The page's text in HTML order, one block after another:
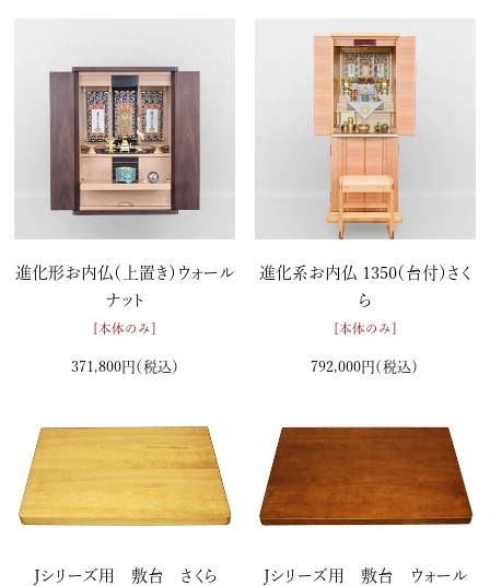
進化形お内仏（上置き）ウォール
ナット
[本体のみ]
371,800円 （税込）
進化系お内仏 1350（台付）さく
ら
[本体のみ]
792,000円 （税込）
Ｊシリーズ用 敷台 さくら
Ｊシリーズ用 敷台 ウォール